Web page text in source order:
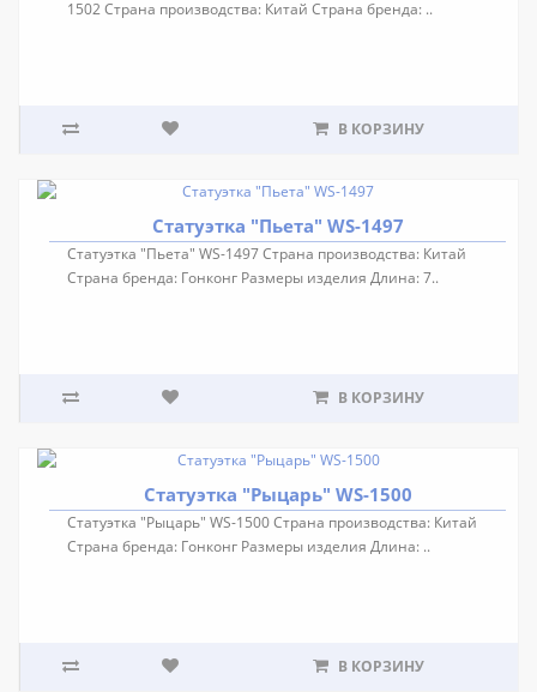
1502 Страна производства: Китай Страна бренда: ..
В КОРЗИНУ
Статуэтка "Пьета" WS-1497
Статуэтка "Пьета" WS-1497 Страна производства: Китай
Страна бренда: Гонконг Размеры изделия Длина: 7..
В КОРЗИНУ
Статуэтка "Рыцарь" WS-1500
Статуэтка "Рыцарь" WS-1500 Страна производства: Китай
Страна бренда: Гонконг Размеры изделия Длина: ..
В КОРЗИНУ